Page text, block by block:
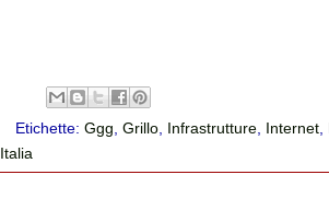
Etichette:Ggg ,Grillo Infrastrutture Internet
Italia